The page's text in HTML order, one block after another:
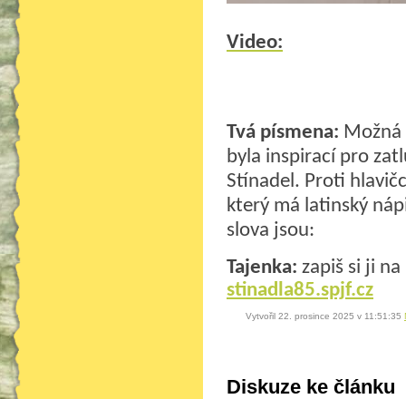
Video:
Tvá písmena: Možná
byla inspirací pro
Stínadel. Proti
který má latinský
slova jsou:
Tajenka: zapiš si ji
stinadla85.spjf.cz
Vytvořil 22. prosince 2025 v 11:51:35
Diskuze ke článku